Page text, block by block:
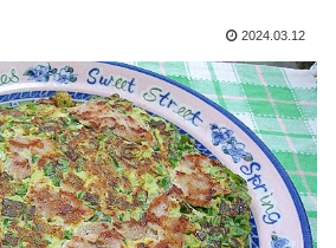
2024.03.12